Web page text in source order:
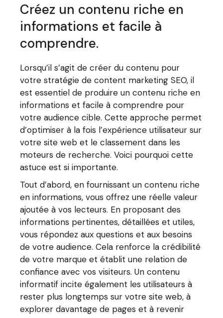
Créez un contenu riche en
informations et facile à
comprendre.
Lorsqu’il s’agit de créer du contenu pour
votre stratégie de content marketing SEO, il
est essentiel de produire un contenu riche en
informations et facile à comprendre pour
votre audience cible. Cette approche permet
d’optimiser à la fois l’expérience utilisateur sur
votre site web et le classement dans les
moteurs de recherche. Voici pourquoi cette
astuce est si importante.
Tout d’abord, en fournissant un contenu riche
en informations, vous offrez une réelle valeur
ajoutée à vos lecteurs. En proposant des
informations pertinentes, détaillées et utiles,
vous répondez aux questions et aux besoins
de votre audience. Cela renforce la crédibilité
de votre marque et établit une relation de
confiance avec vos visiteurs. Un contenu
informatif incite également les utilisateurs à
rester plus longtemps sur votre site web, à
explorer davantage de pages et à revenir